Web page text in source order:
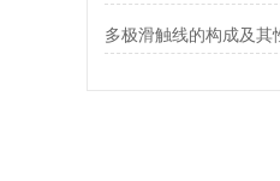
多极滑触线的构成及其